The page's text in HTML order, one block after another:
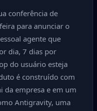
conferência de
para anunciar o
agente que
dia, 7 dias por
do usuário esteja
é construído com
da empresa e em um
Antigravity, uma